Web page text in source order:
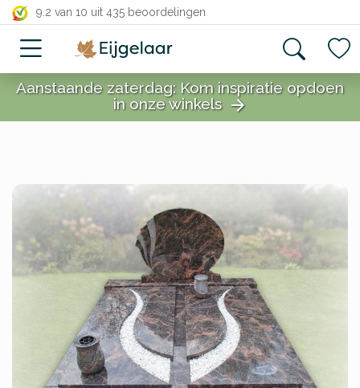
9.2 van 10 uit 435 beoordelingen
close
close
Aanstaande zaterdag: Kom inspiratie opdoen
in onze winkels arrow_forward